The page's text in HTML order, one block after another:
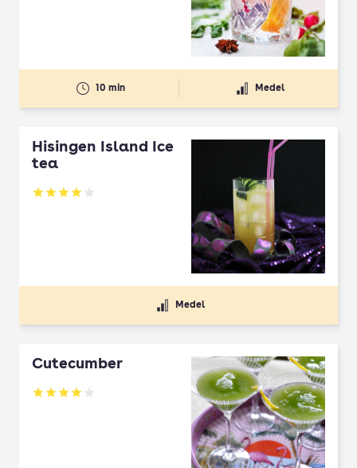
10 min Medel
Hisingen Island Ice
tea
Betyg: 4.05 av 5
Medel
Cutecumber
Betyg: 4.03 av 5